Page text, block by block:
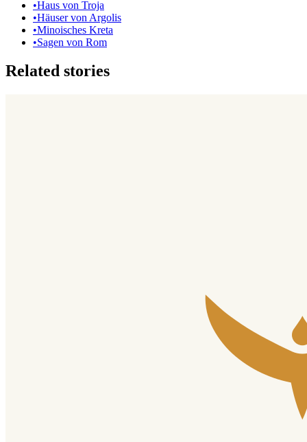
•Haus von Troja
•Häuser von Argolis
•Minoisches Kreta
•Sagen von Rom
Related stories